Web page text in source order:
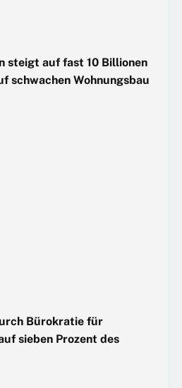
steigt auf fast 10 Billionen
schwachen Wohnungsbau
Bürokratie für
sieben Prozent des